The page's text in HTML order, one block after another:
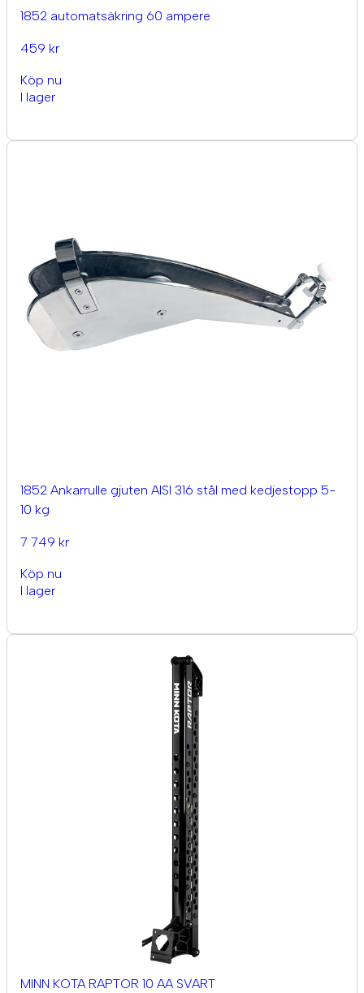
1852 automatsäkring 60 ampere
459 kr
Köp nu
I lager
1852 Ankarrulle gjuten AISI 316 stål med kedjestopp 5-
10 kg
7 749 kr
Köp nu
I lager
MINN KOTA RAPTOR 10 AA SVART